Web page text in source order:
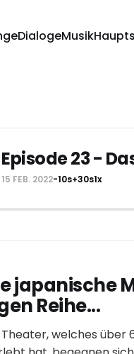
DialogeMusik
Episode 23 -
15 FEB. 2022-10s+30s1x
japanische
Reihe...
Theater, welches